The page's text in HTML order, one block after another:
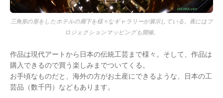
三角形の形をしたホテルの廊下を様々なギャラリーが展示している。夜にはプ
ロジェクションマッピングも開催。
作品は現代アートから日本の伝統工芸まで様々。そして、作品は
購入できるので買う楽しみまでついてくる。
お手頃なものだと、海外の方がお土産にできるような、日本の工
芸品（数千円）などもあります。